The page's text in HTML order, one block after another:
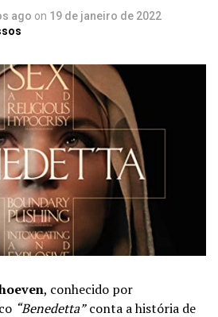
ago on 19 de janeiro de 2022
, conhecido por
“Benedetta”conta a história de